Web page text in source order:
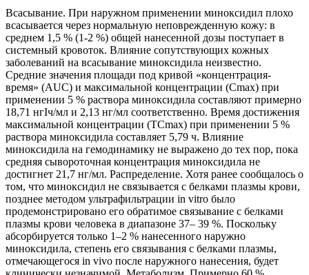
Всасывание. При наружном применении миноксидил плохо
всасывается через нормальную неповрежденную кожу: в
среднем 1,5 % (1-2 %) общей нанесенной дозы поступает в
системный кровоток. Влияние сопутствующих кожных
заболеваний на всасывание миноксидила неизвестно.
Средние значения площади под кривой «концентрация-
время» (AUC) и максимальной концентрации (Cmax) при
применении 5 % раствора миноксидила составляют примерно
18,71 нгIч/мл и 2,13 нг/мл соответственно. Время достижения
максимальной концентрации (TCmax) при применении 5 %
раствора миноксидила составляет 5,79 ч. Влияние
миноксидила на гемодинамику не выражено до тех пор, пока
средняя сывороточная концентрация миноксидила не
достигнет 21,7 нг/мл. Распределение. Хотя ранее сообщалось о
том, что миноксидил не связывается с белками плазмы крови,
позднее методом ультрафильтрации in vitro было
продемонстрировано его обратимое связывание с белками
плазмы крови человека в диапазоне 37– 39 %. Поскольку
абсорбируется только 1–2 % нанесенного наружно
миноксидила, степень его связывания с белками плазмы,
отмечающегося in vivo после наружного нанесения, будет